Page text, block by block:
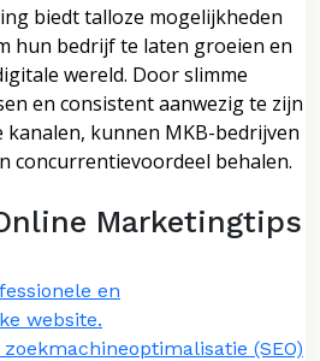
biedt talloze mogelijkheden
hun bedrijf te laten groeien en
wereld. Door slimme
en consistent aanwezig te zijn
kunnen MKB-bedrijven
concurrentievoordeel behalen.
Marketingtips
en
website.
(SEO)